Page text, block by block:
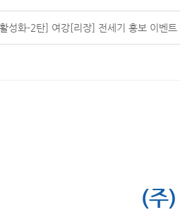
성화-2탄] 여강[리장] 전세기 홍보 이벤
(주